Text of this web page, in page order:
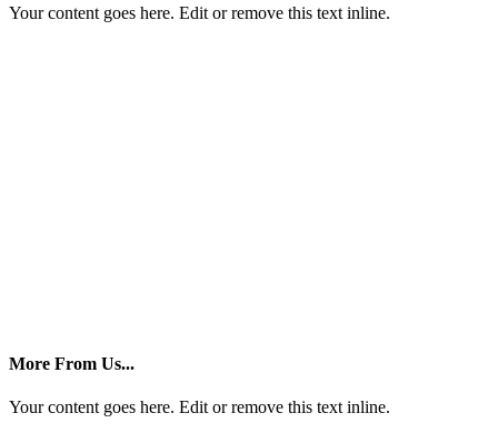
Your content goes here. Edit or remove this text inline.
More From Us...
Your content goes here. Edit or remove this text inline.